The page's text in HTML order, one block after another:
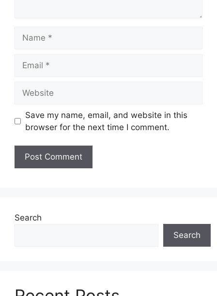
Save my name, email, and website in this
browser for the next time I comment.
Search
Search